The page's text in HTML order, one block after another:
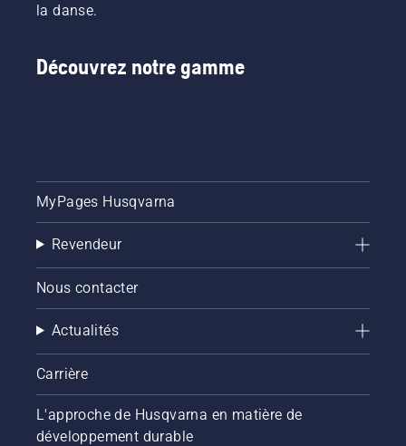
la danse.
Découvrez notre gamme
MyPages Husqvarna
Revendeur
Nous contacter
Actualités
Carrière
L'approche de Husqvarna en matière de
développement durable